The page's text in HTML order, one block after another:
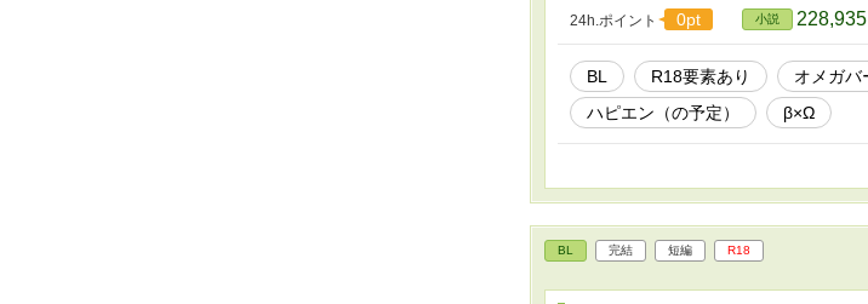
です。 地雷の方は踏み抜く前にブラウザバ
24h.ポイント 0pt 小説 228,935
BL R18要素あり オメガバ
ハピエン（の予定）
β×Ω
BL 完結 短編 R18